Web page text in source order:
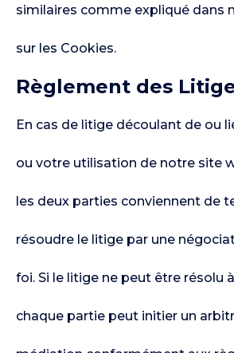
similaires comme expliqué dans
sur les Cookies.
Règlement des
En cas de litige découlant de ou
ou votre utilisation de notre site
les deux parties conviennent de
résoudre le litige par une
foi. Si le litige ne peut être résolu
chaque partie peut initier un